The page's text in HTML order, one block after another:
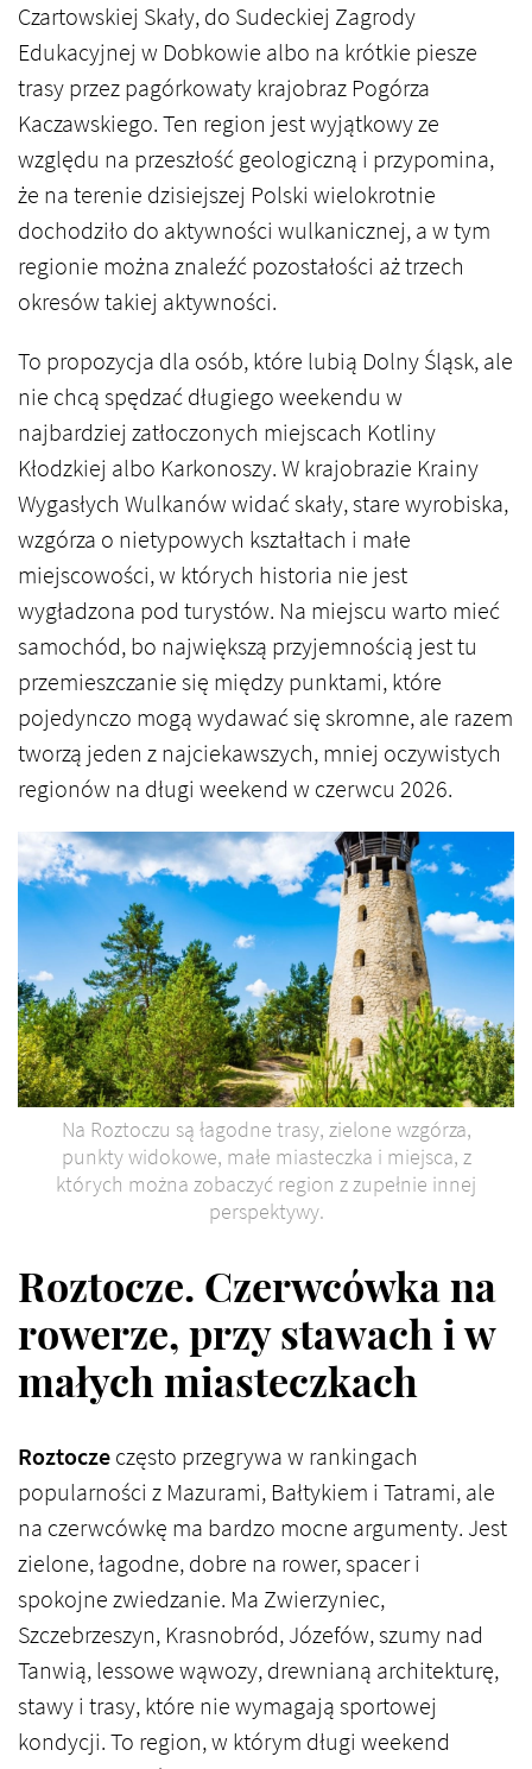
Czartowskiej Skały, do Sudeckiej Zagrody
Edukacyjnej w Dobkowie albo na krótkie piesze
trasy przez pagórkowaty krajobraz Pogórza
Kaczawskiego. Ten region jest wyjątkowy ze
względu na przeszłość geologiczną i przypomina,
że na terenie dzisiejszej Polski wielokrotnie
dochodziło do aktywności wulkanicznej, a w tym
regionie można znaleźć pozostałości aż trzech
okresów takiej aktywności.
To propozycja dla osób, które lubią Dolny Śląsk, ale
nie chcą spędzać długiego weekendu w
najbardziej zatłoczonych miejscach Kotliny
Kłodzkiej albo Karkonoszy. W krajobrazie Krainy
Wygasłych Wulkanów widać skały, stare wyrobiska,
wzgórza o nietypowych kształtach i małe
miejscowości, w których historia nie jest
wygładzona pod turystów. Na miejscu warto mieć
samochód, bo największą przyjemnością jest tu
przemieszczanie się między punktami, które
pojedynczo mogą wydawać się skromne, ale razem
tworzą jeden z najciekawszych, mniej oczywistych
regionów na długi weekend w czerwcu 2026.
Na Roztoczu są łagodne trasy, zielone wzgórza,
punkty widokowe, małe miasteczka i miejsca, z
których można zobaczyć region z zupełnie innej
perspektywy.
Roztocze. Czerwcówka na
rowerze, przy stawach i w
małych miasteczkach
Roztoczeczęsto przegrywa w rankingach
popularności z Mazurami, Bałtykiem i Tatrami, ale
na czerwcówkę ma bardzo mocne argumenty. Jest
zielone, łagodne, dobre na rower, spacer i
spokojne zwiedzanie. Ma Zwierzyniec,
Szczebrzeszyn, Krasnobród, Józefów, szumy nad
Tanwią, lessowe wąwozy, drewnianą architekturę,
stawy i trasy, które nie wymagają sportowej
kondycji. To region, w którym długi weekend